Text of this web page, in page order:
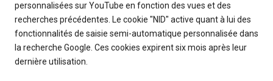
personnalisées sur YouTube en fonction des vues et des
recherches précédentes. Le cookie "NID" active quant à lui des
fonctionnalités de saisie semi-automatique personnalisée dans
la recherche Google. Ces cookies expirent six mois après leur
dernière utilisation.